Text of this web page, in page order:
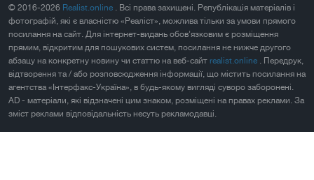
© 2016-2026 Realist.online . Всі права захищені. Републікація матеріалів і
фотографій, які є власністю «Реаліст», можлива тільки за умови прямого
посилання на сайт. Для інтернет-видань обов'язковим є розміщення
прямим, відкритим для пошукових систем, посилання не нижче другого
абзацу на конкретну новину чи статтю на веб-сайт realist.online . Передрук,
відтворення та / або розповсюдження інформації, що містить посилання на
агентства «Інтерфакс-Україна», в будь-якому вигляді суворо заборонені.
AD - матеріали, які відзначені цим знаком, розміщені на правах реклами. За
зміст реклами відповідальність несуть рекламодавці.